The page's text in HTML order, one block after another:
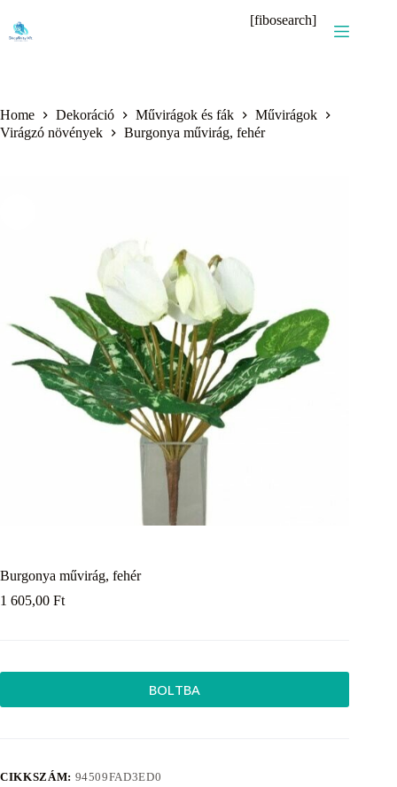
content
[fibosearch]
Home Dekoráció Művirágok és fák
Művirágok
Virágzó növények
Burgonya művirág, fehér
Burgonya művirág, fehér
1 605,00 Ft
BOLTBA
CIKKSZÁM: 94509FAD3ED0